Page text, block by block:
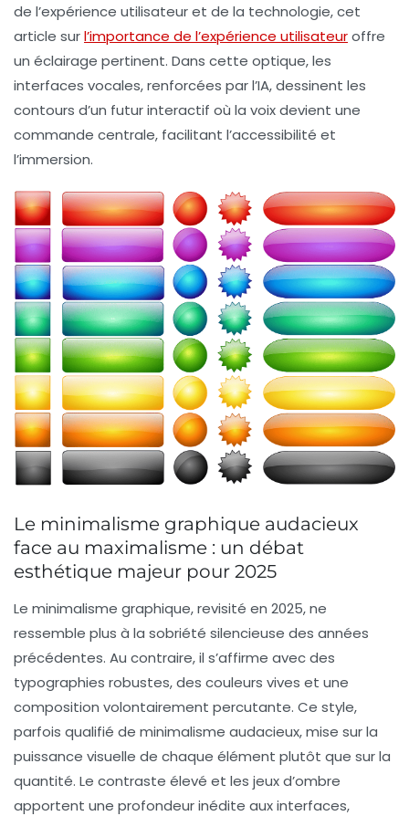
de l’expérience utilisateur et de la technologie, cet
article surl’importance de l’expérience utilisateuroffre
un éclairage pertinent. Dans cette optique, les
interfaces vocales, renforcées par l’IA, dessinent les
contours d’un futur interactif où la voix devient une
commande centrale, facilitant l’accessibilité et
l’immersion.
Le minimalisme graphique audacieux
face au maximalisme : un débat
esthétique majeur pour 2025
Le minimalisme graphique, revisité en 2025, ne
ressemble plus à la sobriété silencieuse des années
précédentes. Au contraire, il s’affirme avec des
typographies robustes, des couleurs vives et une
composition volontairement percutante. Ce style,
parfois qualifié de minimalisme audacieux, mise sur la
puissance visuelle de chaque élément plutôt que sur la
quantité. Le contraste élevé et les jeux d’ombre
apportent une profondeur inédite aux interfaces,